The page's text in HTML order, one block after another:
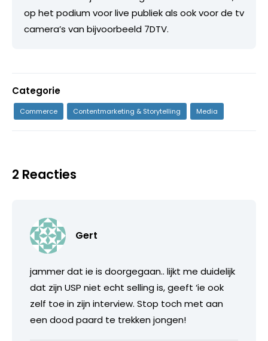
op het podium voor live publiek als ook voor de tv
camera’s van bijvoorbeeld 7DTV.
Categorie
Commerce Contentmarketing & Storytelling Media
2 Reacties
Gert
jammer dat ie is doorgegaan.. lijkt me duidelijk
dat zijn USP niet echt selling is, geeft ‘ie ook
zelf toe in zijn interview. Stop toch met aan
een dood paard te trekken jongen!